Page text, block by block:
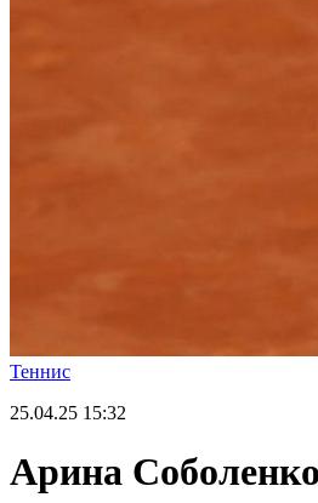
Теннис
25.04.25 15:32
Арина